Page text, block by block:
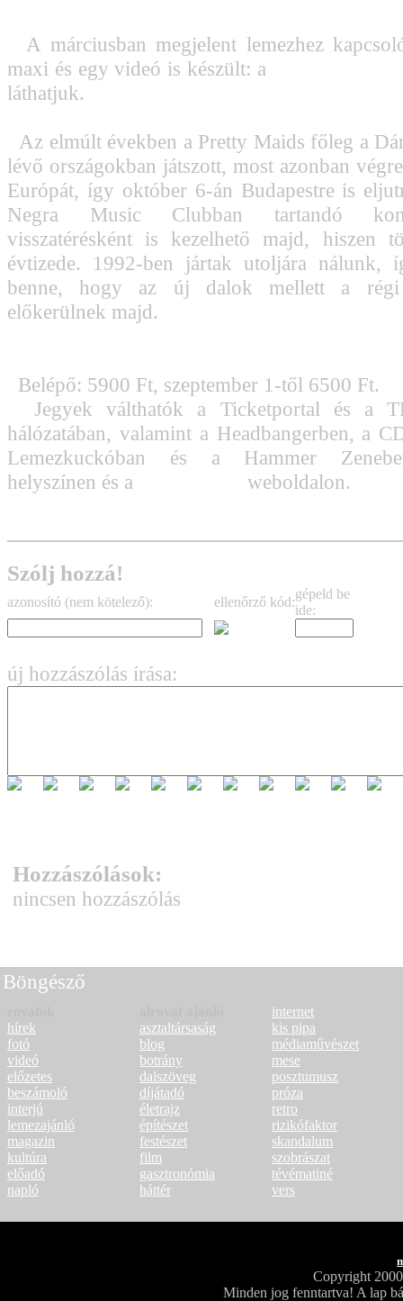
A márciusban megjelent lemezhez
maxi és egy videó is készült: a
láthatjuk.
Az elmúlt években a Pretty Maids főleg a
lévő országokban játszott, most azonban
Európát, így október 6-án Budapestre is
Negra Music Clubban tartandó
visszatérésként is kezelhető majd, hiszen
évtizede. 1992-ben jártak utoljára nálunk,
benne, hogy az új dalok mellett a régi
előkerülnek majd.
Belépő: 5900 Ft, szeptember 1-től 6500 Ft.
Jegyek válthatók a Ticketportal és a
hálózatában, valamint a Headbangerben, a
Lemezkuckóban és a Hammer
helyszínen és a
weboldalon.
Szólj hozzá!
azonosító (nem kötelező): ellenőrző kód:
gépeld be
ide:
új hozzászólás írása:
Hozzászólások:
nincsen hozzászólás
Böngésző
hírek
fotó
videó
előzetes
beszámoló
interjú
lemezajánló
magazin
kultúra
előadó
napló
asztaltársaság
blog
botrány
dalszöveg
díjátadó
életrajz
építészet
festészet
film
gasztronómia
háttér
internet
kis pipa
médiaművészet
mese
posztumusz
próza
retro
rizikófaktor
skandalum
szobrászat
tévématiné
vers
Copyright
Minden jog fenntartva! A lap